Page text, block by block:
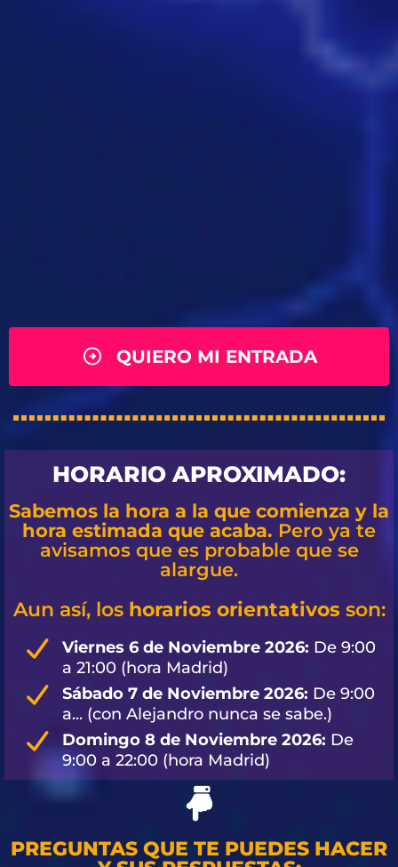
QUIERO MI ENTRADA
HORARIO APROXIMADO:
Sabemos la hora a la que comienza y la
hora estimada que acaba. Pero ya te
avisamos que es probable que se
alargue.
Aun así, los horarios orientativos son:
Viernes 6 de Noviembre 2026: De 9:00
a 21:00 (hora Madrid)
Sábado 7 de Noviembre 2026: De 9:00
a... (con Alejandro nunca se sabe.)
Domingo 8 de Noviembre 2026: De
9:00 a 22:00 (hora Madrid)
PREGUNTAS QUE TE PUEDES HACER